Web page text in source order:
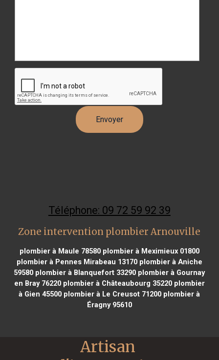
Téléphone: 09 72 59 92 39
Zone intervention plombier Arnouville
plombier à Maule 78580plombier à Meximieux 01800
plombier à Pennes Mirabeau 13170plombier à Aniche
59580 plombier à Blanquefort 33290 plombier à Gournay
en Bray 76220plombier à Châteaubourg 35220plombier
à Gien 45500 plombier à Le Creusot 71200 plombier à
Éragny 95610
Artisan